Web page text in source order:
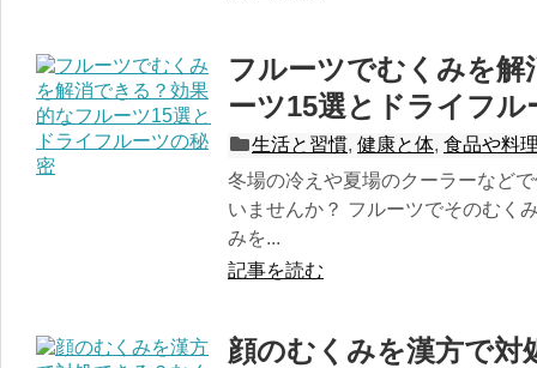
フルーツでむくみを
ーツ15選とドライフル
生活と習慣, 健康と体, 食品や料
冬場の冷えや夏場のクーラーなど
いませんか？ フルーツでそのむく
みを...
記事を読む
顔のむくみを漢方で対